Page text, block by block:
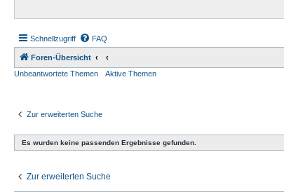
Schnellzugriff FAQ
Foren-Übersicht
Unbeantwortete Themen
Aktive Themen
Zur erweiterten Suche
Es wurden keine passenden Ergebnisse gefunden.
Zur erweiterten Suche